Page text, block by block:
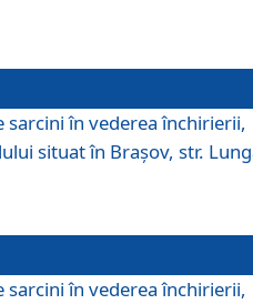
sarcini în vederea închirierii,
situat în Braşov, str.
sarcini în vederea închirierii,